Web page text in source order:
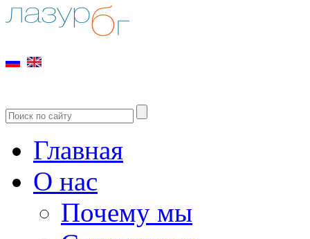
Главная
О нас
Почему мы